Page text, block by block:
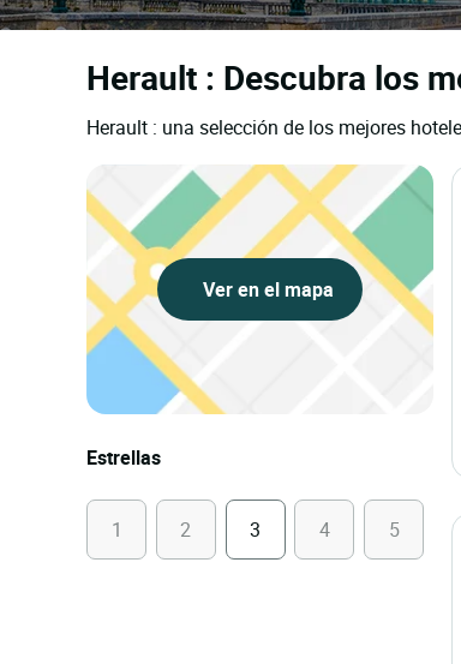
Herault : Descubra los
Herault : una selección de los mejores
Ver en el mapa
Estrellas
1 2 3 4 5